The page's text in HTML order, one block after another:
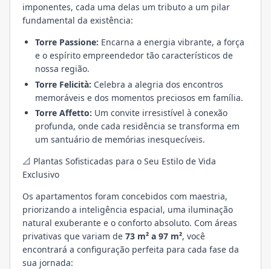
imponentes, cada uma delas um tributo a um pilar
fundamental da existência:
Torre Passione: Encarna a energia vibrante, a força
e o espírito empreendedor tão característicos de
nossa região.
Torre Felicità: Celebra a alegria dos encontros
memoráveis e dos momentos preciosos em família.
Torre Affetto: Um convite irresistível à conexão
profunda, onde cada residência se transforma em
um santuário de memórias inesquecíveis.
📐 Plantas Sofisticadas para o Seu Estilo de Vida
Exclusivo
Os apartamentos foram concebidos com maestria,
priorizando a inteligência espacial, uma iluminação
natural exuberante e o conforto absoluto. Com áreas
privativas que variam de 73 m² a 97 m², você
encontrará a configuração perfeita para cada fase da
sua jornada: